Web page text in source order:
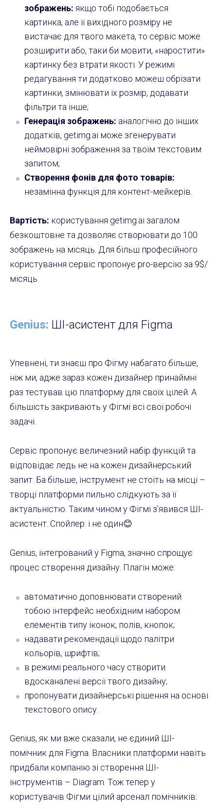
зображень: якщо тобі подобається
картинка, але її вихідного розміру не
вистачає для твого макета, то сервіс може
розширити або, таки би мовити, «наростити»
картинку без втрати якості. У режимі
редагування ти додатково можеш обрізати
картинки, змінювати їх розмір, додавати
фільтри та інше;
Генерація зображень: аналогічно до інших
додатків, getimg.ai може згенерувати
неймовірні зображення за твоїм текстовим
запитом;
Створення фонів для фото товарів:
незамінна функція для контент-мейкерів.
Вартість: користування getimg.ai загалом
безкоштовне та дозволяє створювати до 100
зображень на місяць. Для більш професійного
користування сервіс пропонує pro-версію за 9$/
місяць.
Genius: ШІ-асистент для Figma
Упевнені, ти знаєш про Фігму набагато більше,
ніж ми, адже зараз кожен дизайнер принаймні
раз тестував цю платформу для своїх цілей. А
більшість закривають у Фігмі всі свої робочі
задачі.
Сервіс пропонує величезний набір функцій та
відповідає ледь не на кожен дизайнерський
запит. Ба більше, інструмент не стоїть на місці –
творці платформи пильно слідкують за її
актуальністю. Таким чином у Фігмі з’явився ШІ-
асистент. Спойлер: і не один😊
Genius, інтегрований у Figma, значно спрощує
процес створення дизайну. Плагін може:
автоматично доповнювати створений
тобою інтерфейс необхідним набором
елементів типу іконок, полів, кнопок;
надавати рекомендації щодо палітри
кольорів, шрифтів;
в режимі реального часу створити
вдосканалені версії твого дизайну;
пропонувати дизайнерські рішення на основі
текстового опису.
Genius, як ми вже сказали, не єдиний ШІ-
помічник для Figma. Власники платформи навіть
придбали компанію зі створення ШІ-
інструментів – Diagram. Тож тепер у
користувачів Фігми цілий арсенал помічників: